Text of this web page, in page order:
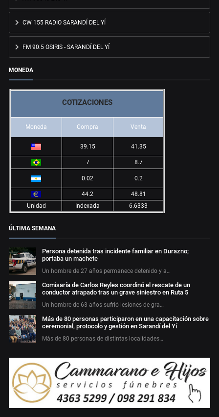
CW 155 RADIO SARANDÍ DEL YÍ
FM 90.5 OSIRIS - SARANDÍ DEL YÍ
MONEDA
COTIZACIONES
Moneda Compra Venta
39.15 41.35
7 8.7
0.02 0.2
44.2
48.81
Unidad
Indexada 6.6333
ÚLTIMA SEMANA
Persona detenida tras incidente familiar en Durazno;
portaba un machete
Un hombre de 27 años permanece detenido y a…
Comisaría de Carlos Reyles coordinó el rescate de un
conductor atrapado tras un grave siniestro en Ruta 5
Un hombre de 63 años sufrió lesiones de gra…
Más de 80 personas participaron en una capacitación sobre
ceremonial, protocolo y gestión en Sarandí del Yí
Más de 80 personas de distintas localidades…